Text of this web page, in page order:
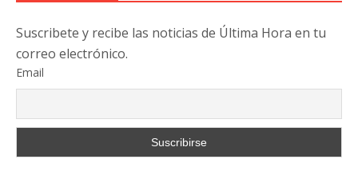
Suscribete y recibe las noticias de Última Hora en tu
correo electrónico.
Email